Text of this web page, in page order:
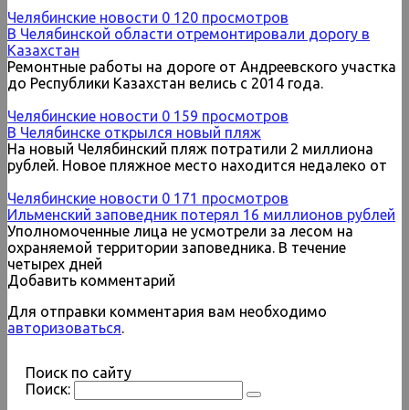
Челябинские новости 0 120 просмотров
В Челябинской области отремонтировали дорогу в
Казахстан
Ремонтные работы на дороге от Андреевского участка
до Республики Казахстан велись с 2014 года.
Челябинские новости 0 159 просмотров
В Челябинске открылся новый пляж
На новый Челябинский пляж потратили 2 миллиона
рублей. Новое пляжное место находится недалеко от
Челябинские новости 0 171 просмотров
Ильменский заповедник потерял 16 миллионов рублей
Уполномоченные лица не усмотрели за лесом на
охраняемой территории заповедника. В течение
четырех дней
Добавить комментарий
Для отправки комментария вам необходимо
авторизоваться.
Поиск по сайту
Поиск: